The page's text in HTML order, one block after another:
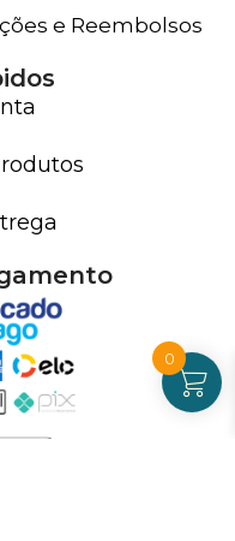
e Reembolsos
0